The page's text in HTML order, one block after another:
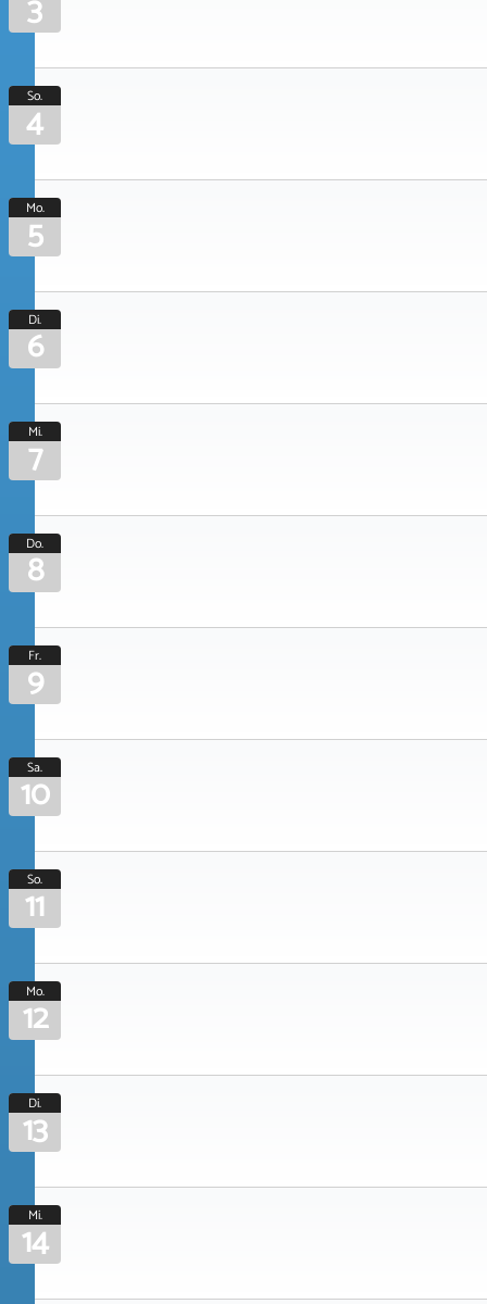
3
So.
4
Mo.
5
Di.
6
Mi.
7
Do.
8
Fr.
9
Sa.
10
So.
11
Mo.
12
Di.
13
Mi.
14